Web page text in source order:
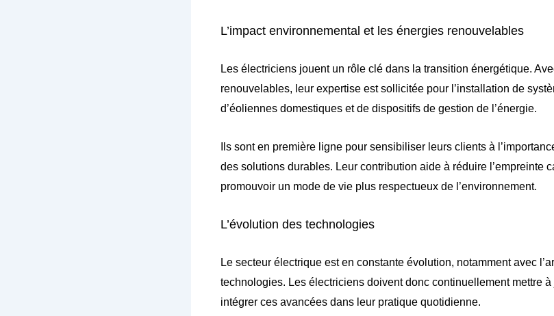
L’impact environnemental et les énergies renouvelables
Les électriciens jouent un rôle clé dans la transition énergétique.
renouvelables, leur expertise est sollicitée pour l’installation de
d’éoliennes domestiques et de dispositifs de gestion de l’énergie.
Ils sont en première ligne pour sensibiliser leurs clients à
des solutions durables. Leur contribution aide à réduire l’empreinte
promouvoir un mode de vie plus respectueux de l’environnement.
L’évolution des technologies
Le secteur électrique est en constante évolution, notamment avec
technologies. Les électriciens doivent donc continuellement mettre
intégrer ces avancées dans leur pratique quotidienne.